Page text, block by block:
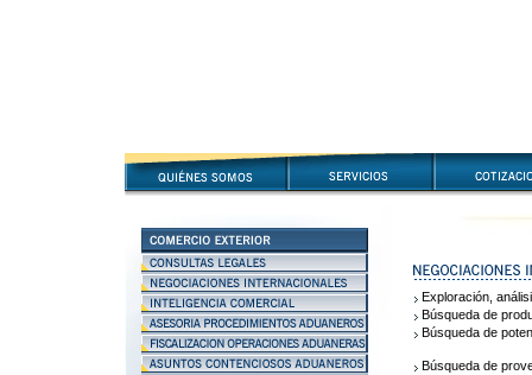
Exploración,
Búsqueda de
Búsqueda de
Búsqueda de